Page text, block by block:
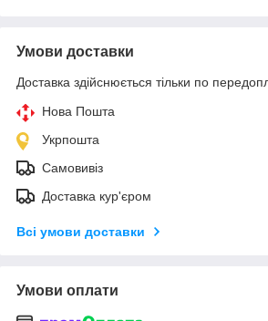
Умови доставки
Доставка здійснюється тільки по
Нова Пошта
Укрпошта
Самовивіз
Доставка кур'єром
Всі умови доставки
Умови оплати